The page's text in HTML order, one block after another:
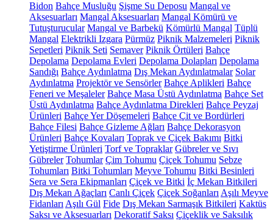
Bidon Bahçe Musluğu Şişme Su Deposu Mangal ve
Aksesuarları Mangal Aksesuarları Mangal Kömürü ve
Tutuşturucular Mangal ve Barbekü Kömürlü Mangal Tüplü
Mangal Elektrikli Izgara Pürmüz Piknik Malzemeleri Piknik
Sepetleri Piknik Seti Semaver Piknik Örtüleri Bahçe
Depolama Depolama Evleri Depolama Dolapları Depolama
Sandığı Bahçe Aydınlatma Dış Mekan Aydınlatmalar Solar
Aydınlatma Projektör ve Sensörler Bahçe Aplikleri Bahçe
Feneri ve Meşaleler Bahçe Masa Üstü Aydınlatma Bahçe Set
Üstü Aydınlatma Bahçe Aydınlatma Direkleri Bahçe Peyzaj
Ürünleri Bahçe Yer Döşemeleri Bahçe Çit ve Bordürleri
Bahçe Filesi Bahçe Gizleme Ağları Bahçe Dekorasyon
Ürünleri Bahçe Kovaları Toprak ve Çiçek Bakımı Bitki
Yetiştirme Ürünleri Torf ve Topraklar Gübreler ve Sıvı
Gübreler Tohumlar Çim Tohumu Çiçek Tohumu Sebze
Tohumları Bitki Tohumları Meyve Tohumu Bitki Besinleri
Sera ve Sera Ekipmanları Çiçek ve Bitki İç Mekan Bitkileri
Dış Mekan Ağaçları Canlı Çiçek Çiçek Soğanları Aşılı Meyve
Fidanları Aşılı Gül Fide Dış Mekan Sarmaşık Bitkileri Kaktüs
Saksı ve Aksesuarları Dekoratif Saksı Çiçeklik ve Saksılık